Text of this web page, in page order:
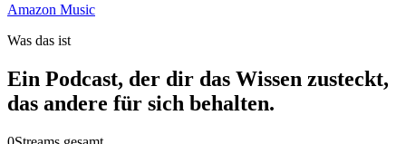
Amazon Music
Was das ist
Ein Podcast, der dir das Wissen zusteckt,
das andere für sich behalten.